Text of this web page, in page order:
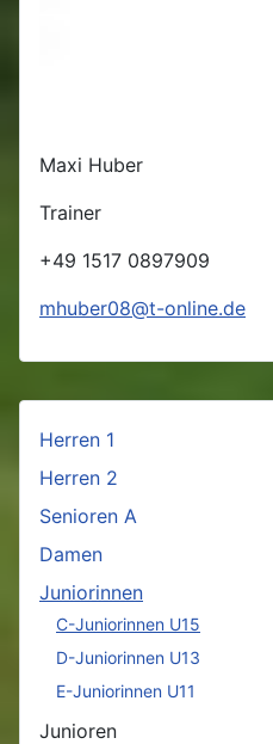
Herren 1
Herren 2
Senioren A
Damen
Juniorinnen
C-Juniorinnen U15
D-Juniorinnen U13
E-Juniorinnen U11
Junioren
Maxi Huber
Trainer
+49 1517 0897909
mhuber08@t-online.de